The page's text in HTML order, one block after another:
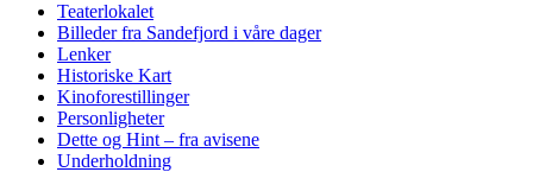
Teaterlokalet
Billeder fra Sandefjord i våre dager
Lenker
Historiske Kart
Kinoforestillinger
Personligheter
Dette og Hint – fra avisene
Underholdning